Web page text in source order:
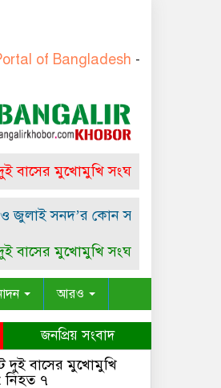
-বাংলাদেশের জাতীয়
মুখোমুখি সংঘর্ষ: নিহত ৭
কোন সাংবিধানিক ও আইনগত
মুখোমুখি সংঘর্ষ: নিহত ৭
আরও
জনপ্রিয় সংবাদ
দুই বাসের মুখোমুখি
নিহত ৭